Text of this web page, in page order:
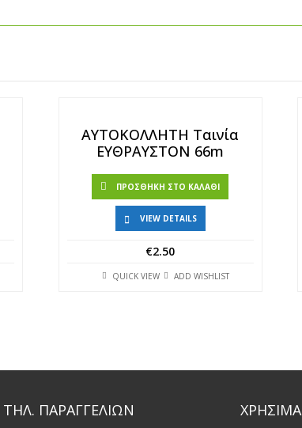
ΑΥΤΟΚΟΛΛΗΤΗ Ταινία
ΕΥΘΡΑΥΣΤΟΝ 66m
ΠΡΟΣΘΉΚΗ ΣΤΟ ΚΑΛΆΘΙ
VIEW DETAILS
€2.50
QUICK VIEW ADD WISHLIST
ΤΗΛ. ΠΑΡΑΓΓΕΛΙΩΝ ΧΡΗΣΙΜΑ